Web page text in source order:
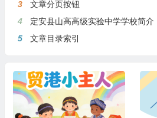
3
文章分页按钮
4
定安县山高高级实验中学学校简介
5
文章目录索引